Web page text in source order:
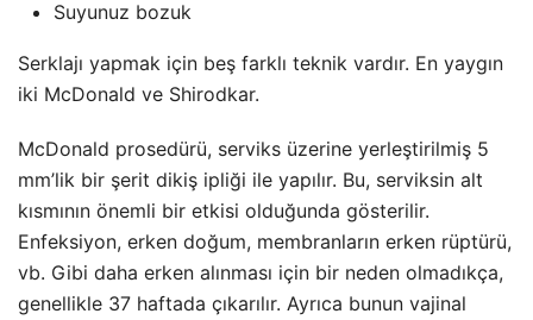
Suyunuz bozuk
Serklajı yapmak için beş farklı teknik vardır. En yaygın
iki McDonald ve Shirodkar.
McDonald prosedürü, serviks üzerine yerleştirilmiş 5
mm’lik bir şerit dikiş ipliği ile yapılır. Bu, serviksin alt
kısmının önemli bir etkisi olduğunda gösterilir.
Enfeksiyon, erken doğum, membranların erken rüptürü,
vb. Gibi daha erken alınması için bir neden olmadıkça,
genellikle 37 haftada çıkarılır. Ayrıca bunun vajinal